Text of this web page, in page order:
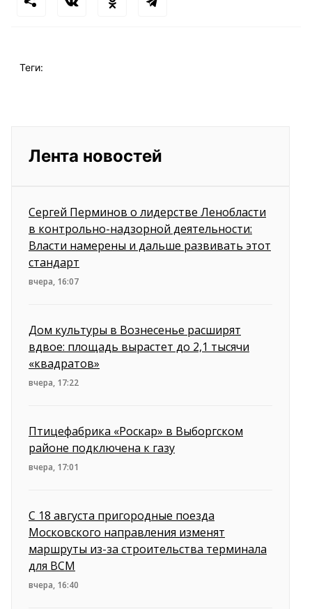
Теги:
Лента новостей
Сергей Перминов о лидерстве Ленобласти
в контрольно-надзорной деятельности:
Власти намерены и дальше развивать этот
стандарт
вчера, 16:07
Дом культуры в Вознесенье расширят
вдвое: площадь вырастет до 2,1 тысячи
«квадратов»
вчера, 17:22
Птицефабрика «Роскар» в Выборгском
районе подключена к газу
вчера, 17:01
С 18 августа пригородные поезда
Московского направления изменят
маршруты из-за строительства терминала
для ВСМ
вчера, 16:40